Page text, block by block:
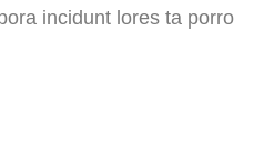
incidunt lores ta porro